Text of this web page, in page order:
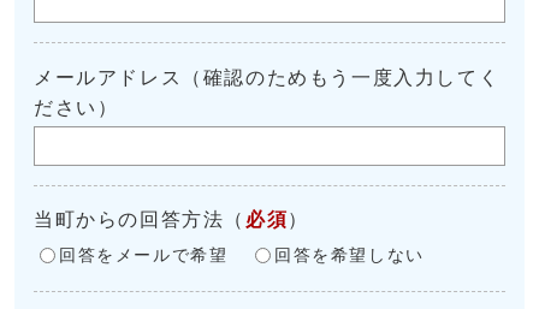
メールアドレス（確認のためもう一度入力してく
ださい）
当町からの回答方法 （ 必須 ）
回答をメールで希望 回答を希望しない